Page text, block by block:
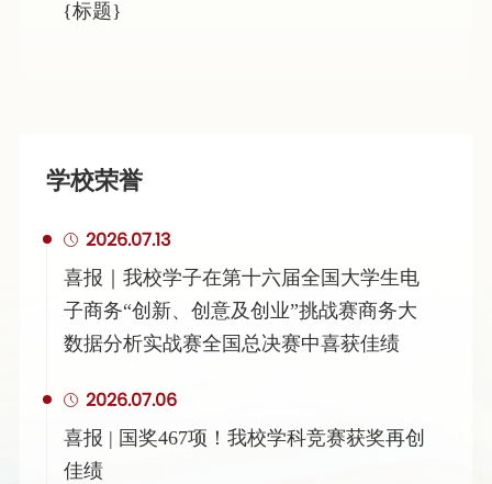
{标题}
学校荣誉
2026.07.13
喜报｜我校学子在第十六届全国大学生电
子商务“创新、创意及创业”挑战赛商务大
数据分析实战赛全国总决赛中喜获佳绩
2026.07.06
喜报 | 国奖467项！我校学科竞赛获奖再创
佳绩